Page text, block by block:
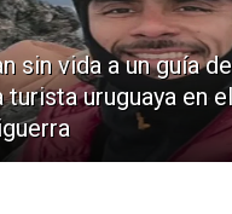
sin vida a un guía
turista uruguaya en